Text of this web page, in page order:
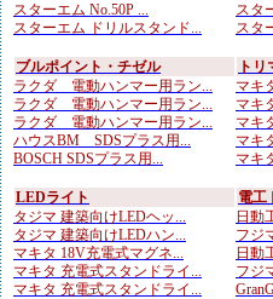
スターエム No.50P ...
スターエム ドリルスタンド...
スタ
スタ
ブルポイント・チゼル
ラクダ 電動ハンマー用ラン...
ラクダ 電動ハンマー用ラン...
ラクダ 電動ハンマー用ラン...
ハウスBM SDSプラス用...
BOSCH SDSプラス用...
ト
マキ
マキ
マキ
マキ
マキ
LEDライト
タジマ 建築向けLEDヘッ...
タジマ 建築向けLEDハン...
マキタ 18V充電式マグネ...
マキタ 充電式スタンドライ...
マキタ 充電式スタンドライ...
電工
日動
フジ
日動
フジ